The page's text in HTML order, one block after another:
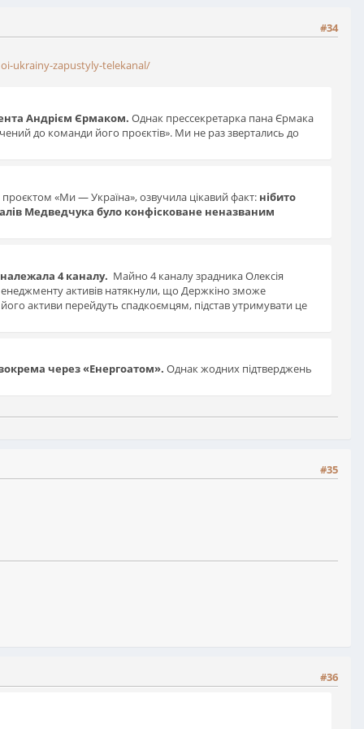
#34
ukrainy-zapustyly-telekanal/
Андрієм Єрмаком. Однак прессекретарка пана Єрмака
до команди його проєктів». Ми не раз звертались до
«Ми — Україна», озвучила цікавий факт: нібито
Медведчука було конфісковане неназваним
4 каналу. Майно 4 каналу зрадника Олексія
активів натякнули, що Держкіно зможе
активи перейдуть спадкоємцям, підстав утримувати це
через «Енергоатом». Однак жодних підтверджень
#35
#36